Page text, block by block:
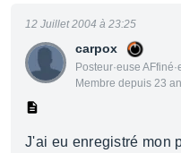
carpox
Posteur·euse
Membre depuis 23
12 Juillet 2004 à 23:25
J'ai eu enregistré mon